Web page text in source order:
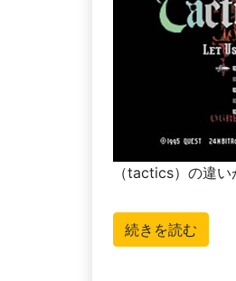
（tactics）の違
続きを読む